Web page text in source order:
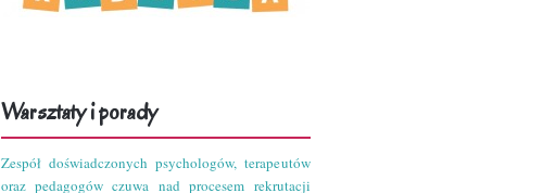
Warsztaty i porady
Zespół doświadczonych psychologów, terapeutów
oraz pedagogów czuwa nad procesem rekrutacji